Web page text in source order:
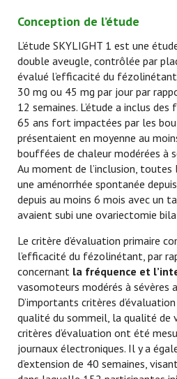
Conception de l’étude
L’étude SKYLIGHT 1 est une
double aveugle, contrôlée par
évalué l’efficacité du
30 mg ou 45 mg par jour par
12 semaines. L’étude a inclus
65 ans fort impactées par les
présentaient en moyenne au
bouffées de chaleur modérées à
Au moment de l’inclusion,
une aménorrhée spontanée
depuis au moins 6 mois avec un
avaient subi une ovariectomie
Le critère d’évaluation primaire
l’efficacité du fézolinétant, par
concernant la fréquence et
vasomoteurs modérés à sévères
D’importants critères
qualité du sommeil, la qualité de
critères d’évaluation ont été
journaux électroniques. Il y a
d’extension de 40 semaines,